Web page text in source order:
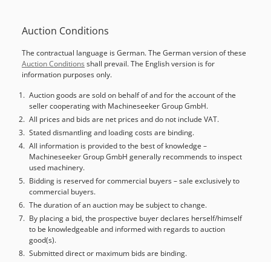
mm Chsdpfx Ahsxxraqemoa Tegenlager: Max. toerental:
mm Freesspil: Toerentalbereik: 0 – 12.000 tpm
Gereedschaphouder: Capto C6 Aantal
gereedschapsposities: 100 posities Hydraulische
klauwplaat: Ø 67 mm Bedrijfsuren: ca. 27.000 h Spiluren:
ca. 16.100 h Technische kenmerken en toebehoren: - Y-as -
Volledig indexeerbare B-as - Spanentransporteur, uitworp
rechts - Standaard koelsysteem - Interface voor hogedruk-
koelvloeistofinstallatie 70 bar - Gereedschapsas met
doorstroomkoeling - Koelvloeistof-spuitpistool - Blaaslucht
door de tegenlager - Handmatige
gereedschapvoorinstelling op de hoofdspil - 3-kleurige
signaallamp - Dubbele voetschakelaar - Gelijktijdige 5-
assige bewerking - Automatische stroomuitschakeling -
Gereedschap-offset voor 5-assige bewerking -
Programmeerbare gegevensinvoer - Dynamische wisseling
van diameter/radius - Slagcontrole vóór beweging
Bedrijfsuren: 26.875 h (per 22.08.25) Spiluren: 16.093 h
Auction Conditions
The contractual language is German. The German version of these
Auction Conditions shall prevail. The English version is for
information purposes only.
Auction goods are sold on behalf of and for the account of the
seller cooperating with Machineseeker Group GmbH.
All prices and bids are net prices and do not include VAT.
Stated dismantling and loading costs are binding.
All information is provided to the best of knowledge –
Machineseeker Group GmbH generally recommends to inspect
used machinery.
Bidding is reserved for commercial buyers – sale exclusively to
commercial buyers.
The duration of an auction may be subject to change.
By placing a bid, the prospective buyer declares herself/himself
to be knowledgeable and informed with regards to auction
good(s).
Submitted direct or maximum bids are binding.